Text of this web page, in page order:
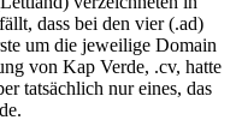
dass bei den vier (.ad)
um die jeweilige Domain
von Kap Verde, .cv, hatte
tatsächlich nur eines, das